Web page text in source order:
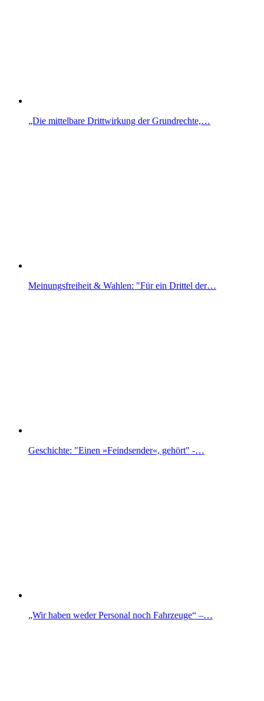
„Die mittelbare Drittwirkung der Grundrechte,…
Meinungsfreiheit & Wahlen: "Für ein Drittel der…
Geschichte: "Einen »Feindsender«, gehört" -…
„Wir haben weder Personal noch Fahrzeuge“ –…